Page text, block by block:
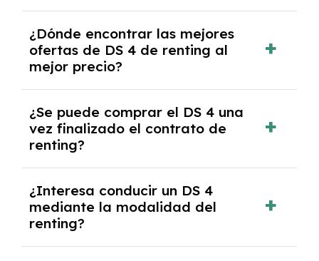
autónomos, justificante de ingresos y, en
algunos casos, un informe fiscal y un pago
inicial.
¿Dónde encontrar las mejores
ofertas de DS 4 de renting al
mejor precio?
mejores ofertas de vehículos de renting con
todos los gastos incluidos y sin pagar
entradas.
¿Se puede comprar el DS 4 una
vez finalizado el contrato de
renting?
renting se puede adquirir el coche. En este
caso tendrán que analizar los años, la
cantidad de kilómetros recorridos y el coste
del mercado actual.
¿Interesa conducir un DS 4
mediante la modalidad del
renting?